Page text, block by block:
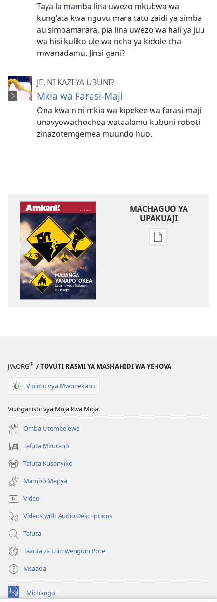
Taya la mamba lina uwezo mkubwa wa
kung’ata kwa nguvu mara tatu zaidi ya simba
au simbamarara, pia lina uwezo wa hali ya juu
wa hisi kuliko ule wa ncha ya kidole cha
mwanadamu. Jinsi gani?
JE, NI KAZI YA UBUNI?
Mkia wa Farasi-Maji
Ona kwa nini mkia wa kipekee wa farasi-maji
unavyowachochea wataalamu kubuni roboti
zinazotemgemea muundo huo.
MACHAGUO YA
UPAKUAJI
Mbinu
Kufanya
JW.ORG® / TOVUTI RASMI YA MASHAHIDI WA YEHOVA
Vipimo vya Mwonekano
Viunganishi vya Moja kwa Moja
Omba Utembelewe
Tafuta Mkutano
(opens
new
window)
Tafuta Kusanyiko
(opens
new
window)
Mambo Mapya
Video
Videos with Audio Descriptions
Tafuta
Taarifa za Ulimwenguni Pote
Msaada
Michango
(opens